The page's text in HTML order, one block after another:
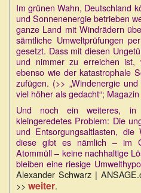
Im grünen Wahn, Deutschland
und Sonnenenergie betrieben
ganze Land mit Windrädern
sämtliche Umweltprüfungen
gesetzt. Dass mit diesen
und nimmer zu erreichen ist,
ebenso wie der katastrophale
zufügen. (>> „Windenergie
viel höher als gedacht“;
Und noch ein weiteres, in
kleingeredetes Problem: Die
und Entsorgungsaltlasten,
diese gibt es nämlich – im
Atommüll – keine nachhaltige
bleiben eine riesige
Alexander Schwarz |
>> weiter.